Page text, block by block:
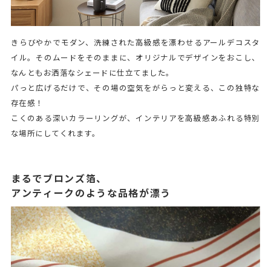
きらびやかでモダン、洗練された高級感を漂わせるアールデコスタ
イル。そのムードをそのままに、オリジナルでデザインをおこし、
なんともお洒落なシェードに仕立てました。
パっと広げるだけで、その場の空気をがらっと変える、この独特な
存在感！
こくのある深いカラーリングが、インテリアを高級感あふれる特別
な場所にしてくれます。
まるでブロンズ箔、
アンティークのような品格が漂う